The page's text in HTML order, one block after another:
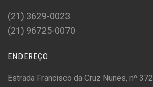
(21) 3629-0023
(21) 96725-0070
ENDEREÇO
Estrada Francisco da Cruz Nunes, nº 372